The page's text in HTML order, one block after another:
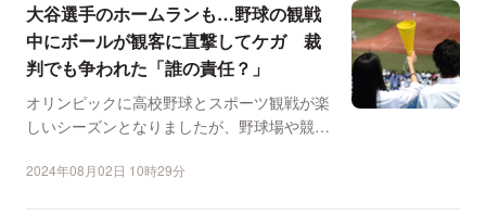
大谷選手のホームランも…野球の観戦
中にボールが観客に直撃してケガ 裁
判でも争われた「誰の責任？」
オリンピックに高校野球とスポーツ観戦が楽
しいシーズンとなりましたが、野球場や競技
2024年08月02日 10時29分